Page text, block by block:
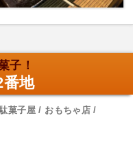
子！
地
菓子屋 / おもちゃ店 /